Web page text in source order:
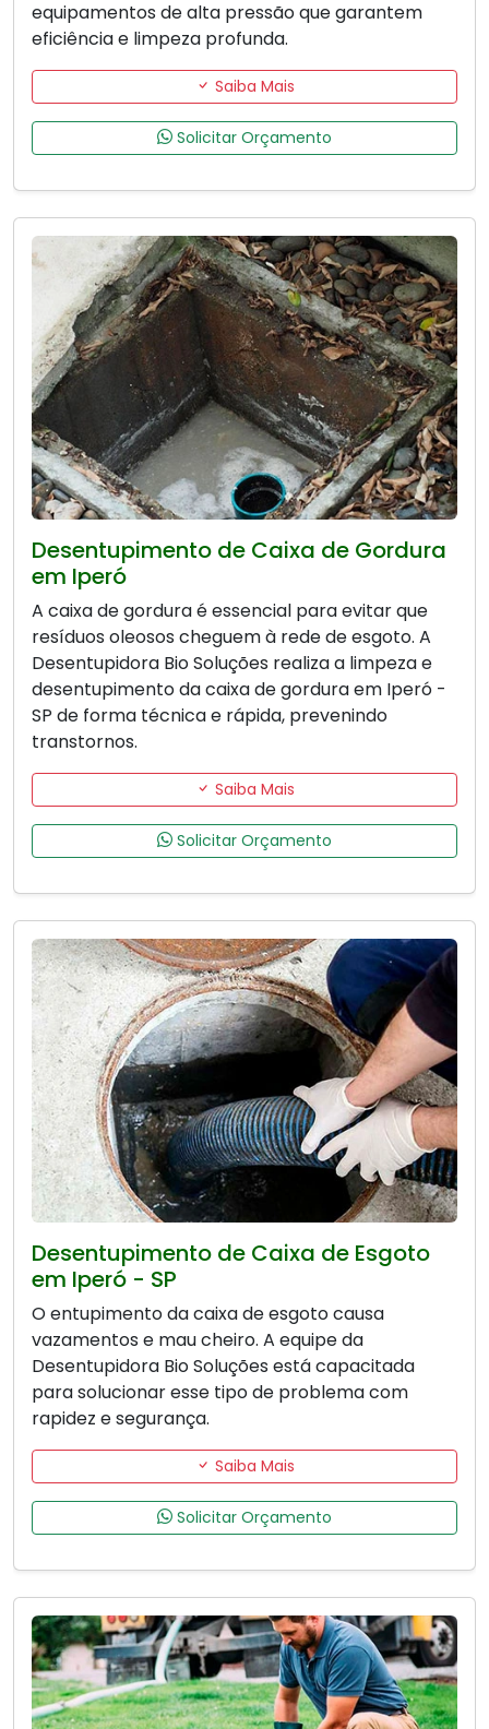
equipamentos de alta pressão que garantem
eficiência e limpeza profunda.
Saiba Mais
Solicitar Orçamento
Desentupimento de Caixa de Gordura
em Iperó
A caixa de gordura é essencial para evitar que
resíduos oleosos cheguem à rede de esgoto. A
Desentupidora Bio Soluções realiza a limpeza e
desentupimento da caixa de gordura em Iperó -
SP de forma técnica e rápida, prevenindo
transtornos.
Saiba Mais
Solicitar Orçamento
Desentupimento de Caixa de Esgoto
em Iperó - SP
O entupimento da caixa de esgoto causa
vazamentos e mau cheiro. A equipe da
Desentupidora Bio Soluções está capacitada
para solucionar esse tipo de problema com
rapidez e segurança.
Saiba Mais
Solicitar Orçamento